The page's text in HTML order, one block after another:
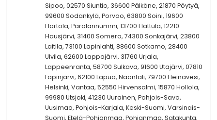
Sipoo, 02570 Siuntio, 36600 Pälkäne, 21870 Pöytyä,
99600 Sodankylä, Porvoo, 63800 Soini, 19600
Hartola, Parolannummi, 13700 Hattula, 12210
Hausjärvi, 31400 Somero, 74300 Sonkajärvi, 23800
Laitila, 73100 Lapinlahti, 88600 Sotkamo, 28400
Ulvila, 62600 Lappajärvi, 31760 Urjala,
Lappeenranta, 58700 Sulkava, 91600 Utajärvi, 07810
Lapinjärvi, 62100 Lapua, Naantali, 79700 Heinävesi,
Helsinki, Vantaa, 52550 Hirvensalmi, 15870 Hollola,
99980 Utsjoki, 41230 Uurainen, Pohjois-Savo,
Uusimaa, Pohjois-Karjala, Keski-Suomi, Varsinais-
Suomi, Etelä-Pohjanmaa, Pohjanmaa, Satakunta,